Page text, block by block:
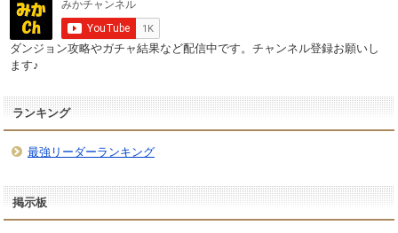
ダンジョン攻略やガチャ結果など配信中です。チャンネル登録お願いし
ます♪
ランキング
最強リーダーランキング
掲示板